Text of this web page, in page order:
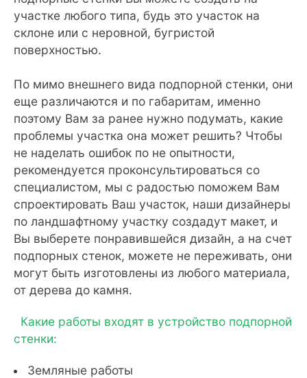
участке любого типа, будь это участок на
склоне или с неровной, бугристой
поверхностью.
По мимо внешнего вида подпорной стенки, они
еще различаются и по габаритам, именно
поэтому Вам за ранее нужно подумать, какие
проблемы участка она может решить? Чтобы
не наделать ошибок по не опытности,
рекомендуется проконсультироваться со
специалистом, мы с радостью поможем Вам
спроектировать Ваш участок, наши дизайнеры
по ландшафтному участку создадут макет, и
Вы выберете понравившейся дизайн, а на счет
подпорных стенок, можете не переживать, они
могут быть изготовлены из любого материала,
от дерева до камня.
Какие работы входят в устройство подпорной
стенки:
Земляные работы